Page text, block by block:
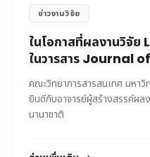
ข่าวงานวิจัย
ในโอกาสที่ผลงานวิจัย
ในวารสาร Journal
Information
คณะวิทยาการสารสนเทศ มหา
ยินดีกับอาจารย์ผู้สร้างสรรค์ผล
นานาชาติ